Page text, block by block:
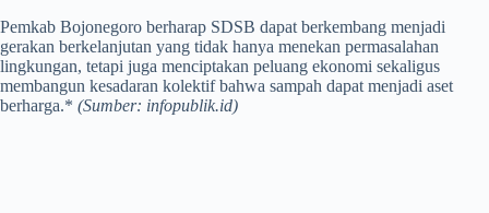
Pemkab Bojonegoro berharap SDSB dapat berkembang menjadi
gerakan berkelanjutan yang tidak hanya menekan permasalahan
lingkungan, tetapi juga menciptakan peluang ekonomi sekaligus
membangun kesadaran kolektif bahwa sampah dapat menjadi aset
berharga.* (Sumber: infopublik.id)